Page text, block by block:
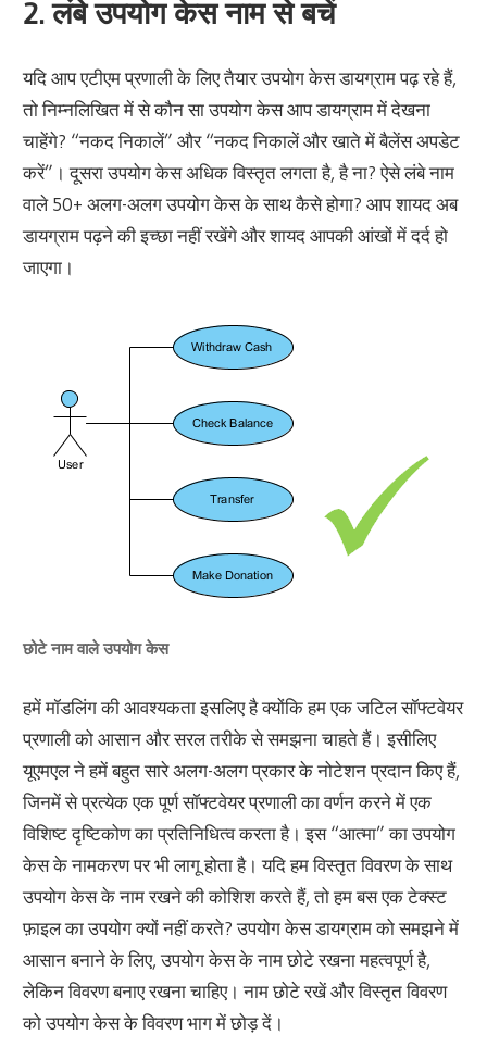
2. लंबे उपयोग केस नाम से बचें
यदि आप एटीएम प्रणाली के लिए तैयार उपयोग केस डायग्राम पढ़ रहे हैं,
तो निम्नलिखित में से कौन सा उपयोग केस आप डायग्राम में देखना
चाहेंगे? “नकद निकालें” और “नकद निकालें और खाते में बैलेंस अपडेट
करें”। दूसरा उपयोग केस अधिक विस्तृत लगता है, है ना? ऐसे लंबे नाम
वाले 50+ अलग-अलग उपयोग केस के साथ कैसे होगा? आप शायद अब
डायग्राम पढ़ने की इच्छा नहीं रखेंगे और शायद आपकी आंखों में दर्द हो
जाएगा।
छोटे नाम वाले उपयोग केस
हमें मॉडलिंग की आवश्यकता इसलिए है क्योंकि हम एक जटिल सॉफ्टवेयर
प्रणाली को आसान और सरल तरीके से समझना चाहते हैं। इसीलिए
यूएमएल ने हमें बहुत सारे अलग-अलग प्रकार के नोटेशन प्रदान किए हैं,
जिनमें से प्रत्येक एक पूर्ण सॉफ्टवेयर प्रणाली का वर्णन करने में एक
विशिष्ट दृष्टिकोण का प्रतिनिधित्व करता है। इस “आत्मा” का उपयोग
केस के नामकरण पर भी लागू होता है। यदि हम विस्तृत विवरण के साथ
उपयोग केस के नाम रखने की कोशिश करते हैं, तो हम बस एक टेक्स्ट
फ़ाइल का उपयोग क्यों नहीं करते? उपयोग केस डायग्राम को समझने में
आसान बनाने के लिए, उपयोग केस के नाम छोटे रखना महत्वपूर्ण है,
लेकिन विवरण बनाए रखना चाहिए। नाम छोटे रखें और विस्तृत विवरण
को उपयोग केस के विवरण भाग में छोड़ दें।